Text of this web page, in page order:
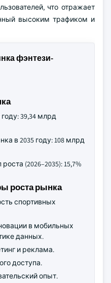
что отражает
высоким трафиком и
фэнтези-
39,34 млрд
в 2035 году: 108 млрд
(2026–2035): 15,7%
роста рынка
спортивных
в мобильных
данных.
и реклама.
доступа.
опыт.